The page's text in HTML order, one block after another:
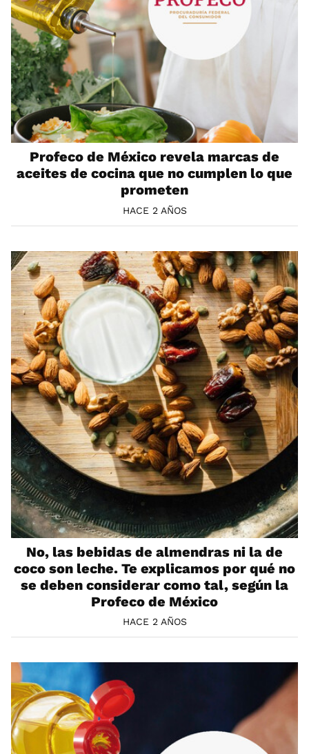
Profeco de México revela marcas de
aceites de cocina que no cumplen lo que
prometen
HACE 2 AÑOS
No, las bebidas de almendras ni la de
coco son leche. Te explicamos por qué no
se deben considerar como tal, según la
Profeco de México
HACE 2 AÑOS